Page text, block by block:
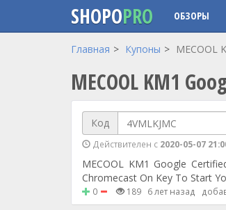
Перейти к основному содержанию
SHOPOPRO ОБЗОРЫ
Главная Купоны MECOOL
MECOOL KM1
Код
Действителен с 2020-05-07
MECOOL KM1 Google
Chromecast On Key To Start
0 189 6 лет назад